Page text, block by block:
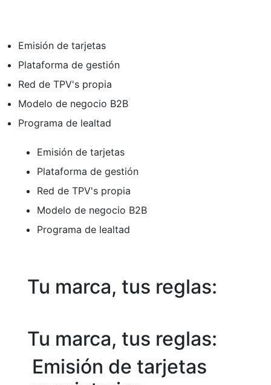
Emisión de tarjetas
Plataforma de gestión
Red de TPV's propia
Modelo de negocio B2B
Programa de lealtad
Emisión de tarjetas
Plataforma de gestión
Red de TPV's propia
Modelo de negocio B2B
Programa de lealtad
Tu marca, tus reglas:
Tu marca, tus reglas:
Emisión de tarjetas